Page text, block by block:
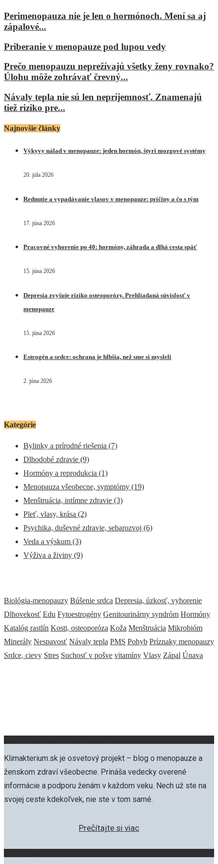
Perimenopauza nie je len o hormónoch. Mení sa aj
zápalové...
Priberanie v menopauze pod lupou vedy
Prečo menopauzu neprežívajú všetky ženy rovnako?
Úlohu môže zohrávať črevný...
Návaly tepla nie sú len nepríjemnosť. Znamenajú
tiež riziko pre...
Najnovšie články
Výkyvy nálad v menopauze: jeden hormón, štyri mozgové systémy
20. júla 2026
Rednutie a vypadávanie vlasov v menopauze: príčiny a čo s tým
17. júna 2026
Pracovné vyhorenie po 40: hormóny, záhrada a dlhá cesta späť
15. júna 2026
Depresia zvyšuje riziko osteoporózy. Prehliadaná súvislosť v
menopauze
15. júna 2026
Estrogén a srdce: ochrana je hlbšia, než sme si mysleli
2. júna 2026
Kategórie
Bylinky a prírodné riešenia (7)
Dlhodobé zdravie (9)
Hormóny a reprodukcia (1)
Menopauza všeobecne, symptómy (19)
Menštruácia, intímne zdravie (3)
Pleť, vlasy, krása (2)
Psychika, duševné zdravie, sebarozvoj (6)
Veda a výskum (3)
Výživa a živiny (9)
Biológia-menopauzy Búšenie srdca Depresia, úzkosť, vyhorenie
Dlhovekosť Edu Fytoestrogény Genitourinárny syndróm Hormóny
Katalóg rastlín Kosti, osteoporóza Koža Menštruácia Mikrobióm
Minerály Nespavosť Návaly tepla PMS Pohyb Príznaky menopauzy
Srdce, cievy Stres Suchosť v pošve vitamíny Vlasy Zápal Únava
Klimakterium.sk je osvetový projekt – blog o menopauze a
ženskom zdraví všeobecne. Prináša vedecky overené
informácie a podporu ženám v každom veku. Nech už ste na
svojej ceste kdekoľvek, nie ste v tom samé.
Prečítajte si viac